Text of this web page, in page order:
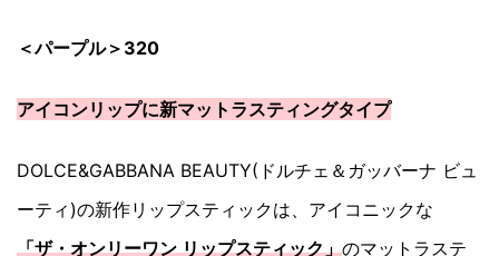
＜パープル＞320
アイコンリップに新マットラスティングタイプ
DOLCE&GABBANA BEAUTY(ドルチェ＆ガッバーナ ビュ
ーティ)の新作リップスティックは、アイコニックな
「ザ・オンリーワン リップスティック」のマットラステ